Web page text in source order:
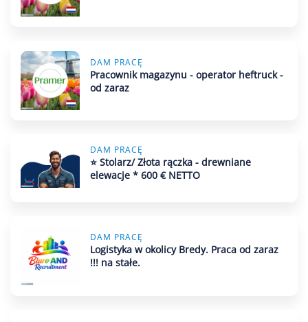
DAM PRACĘ
Pracownik magazynu - operator heftruck -
od zaraz
DAM PRACĘ
⭐ Stolarz/ Złota rączka - drewniane
elewacje * 600 € NETTO
DAM PRACĘ
Logistyka w okolicy Bredy. Praca od zaraz
!!! na stałe.